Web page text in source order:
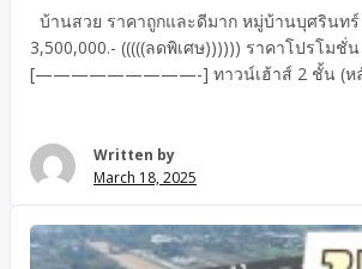
บ้านสวย ราคาถูกและดีมาก หมู่บ้านบุศรินท
3,500,000.- (((((ลดพิเศษ)))))) ราคาโปรโม
[—————————-] ทาวน์เฮ้าส์ 2 ชั้น (หลังมุ
___________________________ รีโนเวทใหม่ […]
Written by
March 18, 2025